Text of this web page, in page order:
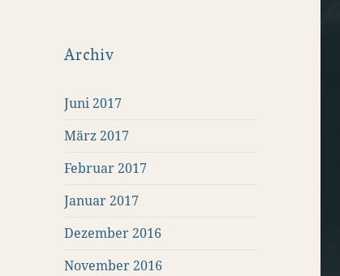
Archiv
Juni 2017
März 2017
Februar 2017
Januar 2017
Dezember 2016
November 2016